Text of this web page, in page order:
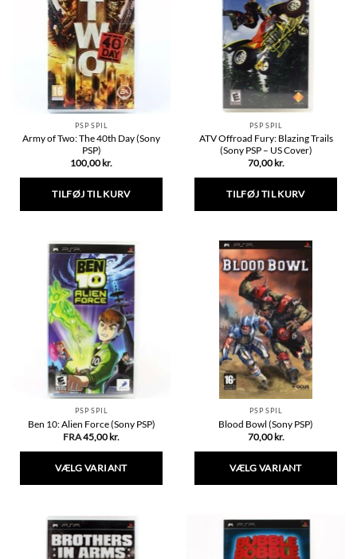
Mulighederne
kan
vælges
på
varesiden
PSP SPIL
Army of Two: The 40th Day (Sony
PSP)
100,00 kr.
TILFØJ TIL KURV
PSP SPIL
ATV Offroad Fury: Blazing Trails
(Sony PSP – US Cover)
70,00 kr.
TILFØJ TIL KURV
PSP SPIL
Ben 10: Alien Force (Sony PSP)
FRA45,00 kr.
VÆLG VARIANT
har
flere
varianter.
PSP SPIL
Blood Bowl (Sony PSP)
70,00 kr.
VÆLG VARIANT
har
flere
varianter.